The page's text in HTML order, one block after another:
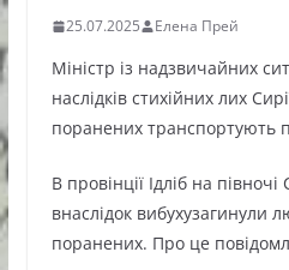
25.07.2025 Елена Прей
Міністр із надзвичайних
наслідків стихійних лих
поранених транспортують
В провінції Ідліб на
внаслідок вибухузагинули
поранених. Про це